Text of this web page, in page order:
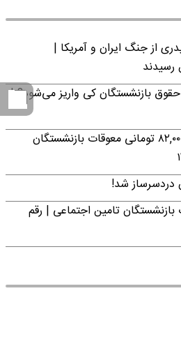
از جنگ ایران و آمریکا |
بازنشستگان کی واریز می‌شود؟ |
خبر فوری از واریز ۸۲,۰۰۰,۰۰۰,۰۰۰,۰۰۰ تومانی معوقات بازنشستگان
دردسرساز شد!
تامین اجتماعی | رقم